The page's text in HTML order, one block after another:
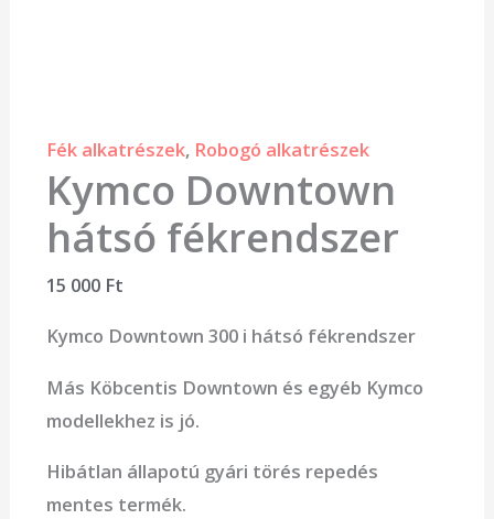
Fék alkatrészek, Robogó alkatrészek
Kymco Downtown
hátsó fékrendszer
15 000 Ft
Kymco Downtown 300 i hátsó fékrendszer
Más Köbcentis Downtown és egyéb Kymco
modellekhez is jó.
Hibátlan állapotú gyári törés repedés
mentes termék.